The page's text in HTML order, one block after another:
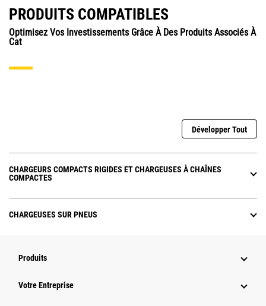
PRODUITS COMPATIBLES
Optimisez Vos Investissements Grâce À Des Produits Associés À
Cat
Développer Tout
CHARGEURS COMPACTS RIGIDES ET CHARGEUSES À CHAÎNES
COMPACTES
CHARGEUSES SUR PNEUS
Produits
Votre Entreprise